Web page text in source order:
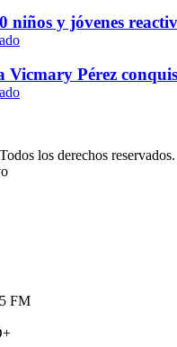
niños y jóvenes
Vicmary Pérez
los derechos reservados.